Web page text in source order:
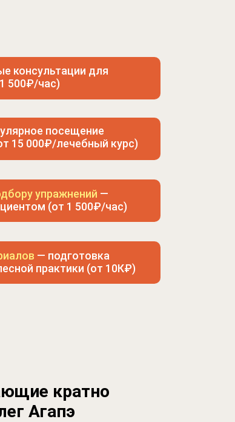
упражнений —
(от 1 500₽/час)
посещение
15 000₽/лечебный курс)
консультации для
500₽/час)
— подготовка
практики (от 10К₽)
кратно
Агапэ